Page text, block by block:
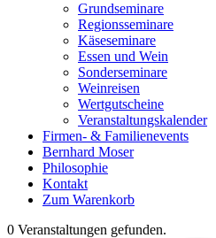
Grundseminare
Regionsseminare
Käseseminare
Essen und Wein
Sonderseminare
Weinreisen
Wertgutscheine
Veranstaltungskalender
Firmen- & Familienevents
Bernhard Moser
Philosophie
Kontakt
Zum Warenkorb
0 Veranstaltungen gefunden.